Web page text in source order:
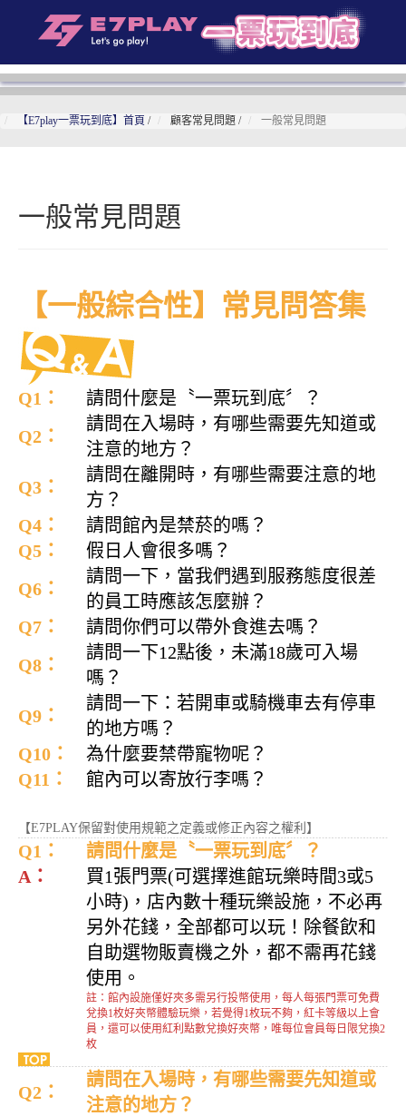
【E7play一票玩到底】首頁 / 顧客常見問題 / 一般常見問題
一般常見問題
【一般綜合性】常見問答集
Q1：
請問什麼是〝一票玩到底〞？
Q2：
請問在入場時，有哪些需要先知道或
注意的地方？
Q3：
請問在離開時，有哪些需要注意的地
方？
Q4：
請問館內是禁菸的嗎？
Q5：
假日人會很多嗎？
Q6：
請問一下，當我們遇到服務態度很差
的員工時應該怎麼辦？
Q7：
請問你們可以帶外食進去嗎？
Q8：
請問一下12點後，未滿18歲可入場
嗎？
Q9：
請問一下：若開車或騎機車去有停車
的地方嗎？
Q10：
為什麼要禁帶寵物呢？
Q11：
館內可以寄放行李嗎？
【E7PLAY保留對使用規範之定義或修正內容之權利】
Q1：
請問什麼是〝一票玩到底〞？
A：
買1張門票(可選擇進館玩樂時間3或5
小時)，店內數十種玩樂設施，不必再
另外花錢，全部都可以玩！除餐飲和
自助選物販賣機之外，都不需再花錢
使用。
註：館內設施僅好夾多需另行投幣使用，每人每張門票可免費
兌換1枚好夾幣體驗玩樂，若覺得1枚玩不夠，紅卡等級以上會
員，還可以使用紅利點數兌換好夾幣，唯每位會員每日限兌換2
枚
Q2：
請問在入場時，有哪些需要先知道或
注意的地方？